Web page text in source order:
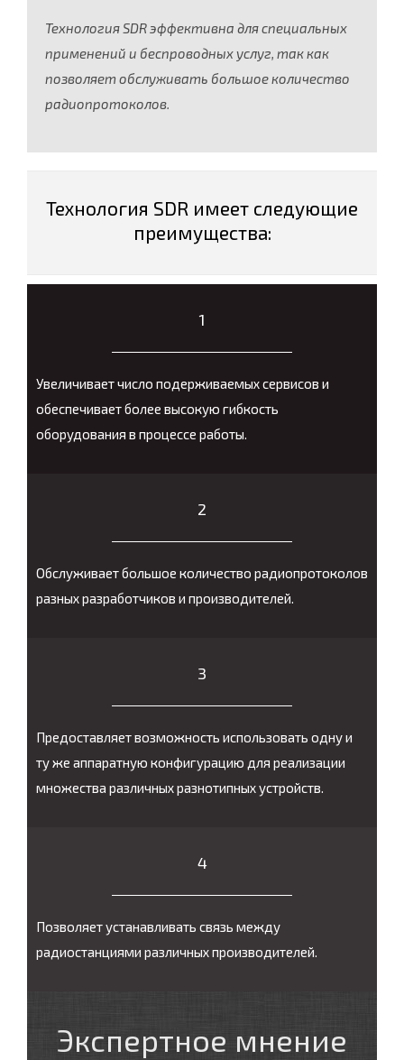
Технология SDR эффективна для специальных
применений и беспроводных услуг, так как
позволяет обслуживать большое количество
радиопротоколов.
Технология SDR имеет следующие
преимущества:
1
Увеличивает число подерживаемых сервисов и
обеспечивает более высокую гибкость
оборудования в процессе работы.
2
Обслуживает большое количество радиопротоколов
разных разработчиков и производителей.
3
Предоставляет возможность использовать одну и
ту же аппаратную конфигурацию для реализации
множества различных разнотипных устройств.
4
Позволяет устанавливать связь между
радиостанциями различных производителей.
Экспертное мнение